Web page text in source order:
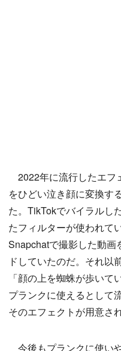
2022年に流行したエフ
をひどい泣き顔に変換す
た。TikTokでバイラルし
たフィルターが使われて
Snapchatで撮影した動画
ドしていたのだ。それ以
「顔の上を蜘蛛が歩い
プランクに使えるとして
そのエフェクトが用意さ
今後もプランクに使い